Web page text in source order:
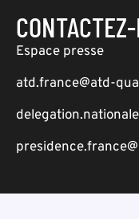
Espace presse
atd.france@atd-